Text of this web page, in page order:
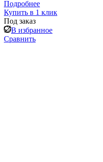
Подробнее
Купить в 1 клик
Под заказ
В избранное
Сравнить